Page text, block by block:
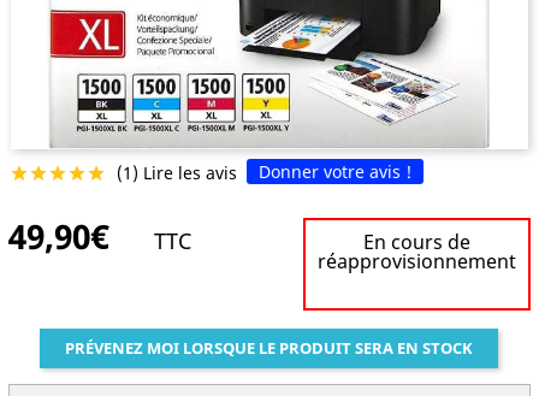
 (1) Lire les avis Donner votre avis !
49,90€ TTC En cours de
réapprovisionnement
PRÉVENEZ MOI LORSQUE LE PRODUIT SERA EN STOCK